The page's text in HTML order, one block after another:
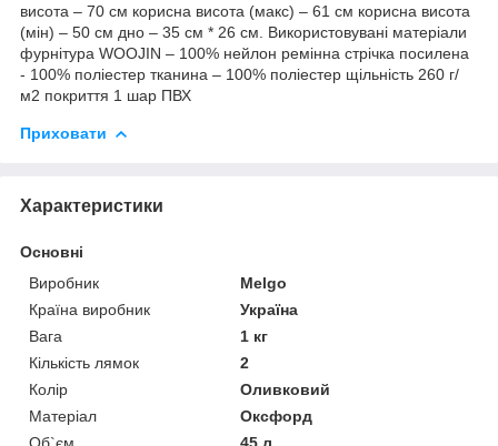
висота – 70 см корисна висота (макс) – 61 см корисна висота
(мін) – 50 см дно – 35 см * 26 см. Використовувані матеріали
фурнітура WOOJIN – 100% нейлон ремінна стрічка посилена
- 100% поліестер тканина – 100% поліестер щільність 260 г/
м2 покриття 1 шар ПВХ
Приховати
Характеристики
Основні
Виробник
Melgo
Країна виробник
Україна
Вага
1 кг
Кількість лямок
2
Колір
Оливковий
Матеріал
Оксфорд
Об`єм
45 л